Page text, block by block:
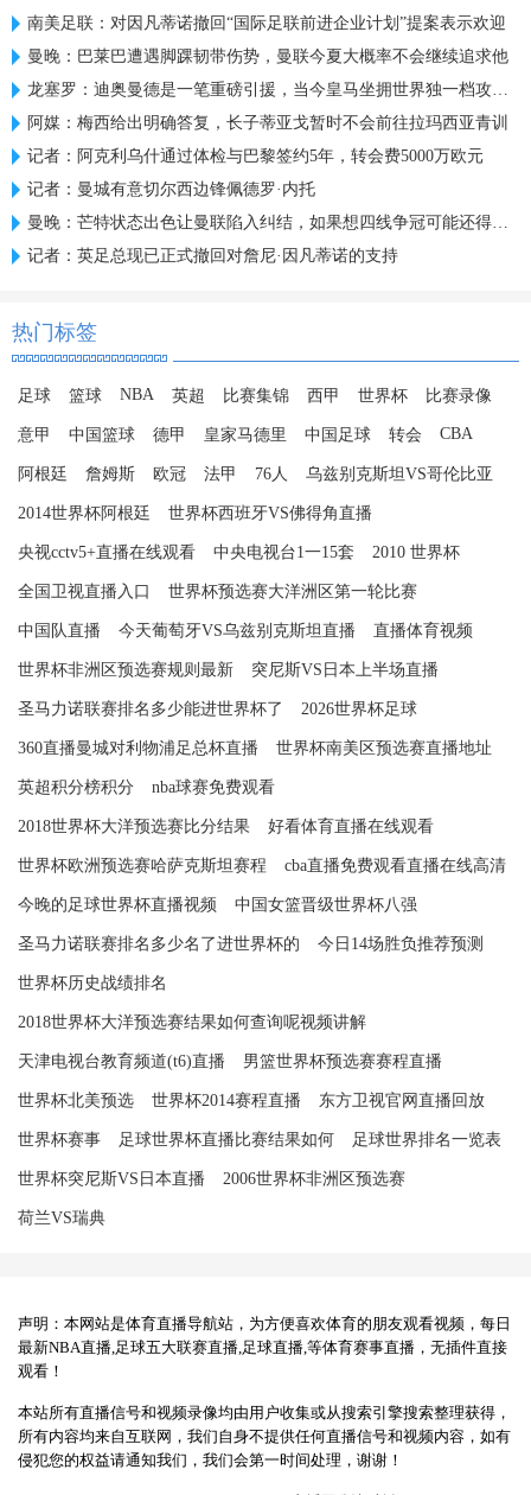
南美足联：对因凡蒂诺撤回“国际足联前进企业计划”提案表示欢迎
曼晚：巴莱巴遭遇脚踝韧带伤势，曼联今夏大概率不会继续追求他
龙塞罗：迪奥曼德是一笔重磅引援，当今皇马坐拥世界独一档攻击线
阿媒：梅西给出明确答复，长子蒂亚戈暂时不会前往拉玛西亚青训
记者：阿克利乌什通过体检与巴黎签约5年，转会费5000万欧元
记者：曼城有意切尔西边锋佩德罗·内托
曼晚：芒特状态出色让曼联陷入纠结，如果想四线争冠可能还得买人
记者：英足总现已正式撤回对詹尼·因凡蒂诺的支持
热门标签
足球 篮球 NBA 英超 比赛集锦 西甲 世界杯 比赛录像
意甲 中国篮球 德甲 皇家马德里 中国足球 转会 CBA
阿根廷 詹姆斯 欧冠 法甲 76人 乌兹别克斯坦VS哥伦比亚
2014世界杯阿根廷 世界杯西班牙VS佛得角直播
央视cctv5+直播在线观看 中央电视台1一15套 2010 世界杯
全国卫视直播入口 世界杯预选赛大洋洲区第一轮比赛
中国队直播 今天葡萄牙VS乌兹别克斯坦直播 直播体育视频
世界杯非洲区预选赛规则最新 突尼斯VS日本上半场直播
圣马力诺联赛排名多少能进世界杯了 2026世界杯足球
360直播曼城对利物浦足总杯直播 世界杯南美区预选赛直播地址
英超积分榜积分 nba球赛免费观看
2018世界杯大洋预选赛比分结果 好看体育直播在线观看
世界杯欧洲预选赛哈萨克斯坦赛程 cba直播免费观看直播在线高清
今晚的足球世界杯直播视频 中国女篮晋级世界杯八强
圣马力诺联赛排名多少名了进世界杯的 今日14场胜负推荐预测
世界杯历史战绩排名
2018世界杯大洋预选赛结果如何查询呢视频讲解
天津电视台教育频道(t6)直播 男篮世界杯预选赛赛程直播
世界杯北美预选 世界杯2014赛程直播 东方卫视官网直播回放
世界杯赛事 足球世界杯直播比赛结果如何 足球世界排名一览表
世界杯突尼斯VS日本直播 2006世界杯非洲区预选赛
荷兰VS瑞典
声明：本网站是体育直播导航站，为方便喜欢体育的朋友观看视频，每日
最新NBA直播,足球五大联赛直播,足球直播,等体育赛事直播，无插件直接
观看！
本站所有直播信号和视频录像均由用户收集或从搜索引擎搜索整理获得，
所有内容均来自互联网，我们自身不提供任何直播信号和视频内容，如有
侵犯您的权益请通知我们，我们会第一时间处理，谢谢！